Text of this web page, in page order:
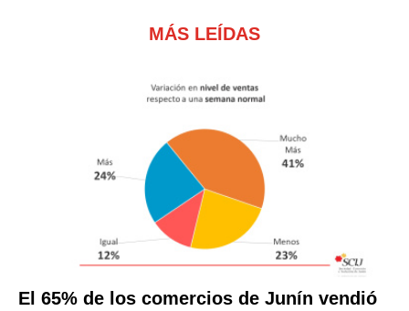
MÁS LEÍDAS
El 65% de los comercios de Junín vendió